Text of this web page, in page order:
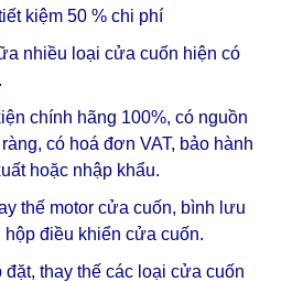
kiệm 50 % chi phí
nhiều loại cửa cuốn hiện có
chính hãng 100%, có nguồn
có hoá đơn VAT, bảo hành
hoặc nhập khẩu.
thế motor cửa cuốn, bình lưu
hộp điều khiển cửa cuốn.
đặt, thay thế các loại cửa cuốn